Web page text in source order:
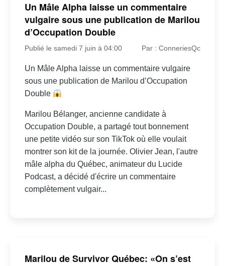
Un Mâle Alpha laisse un commentaire
vulgaire sous une publication de Marilou
d’Occupation Double
Publié le samedi 7 juin à 04:00 Par : ConneriesQc
Un Mâle Alpha laisse un commentaire vulgaire
sous une publication de Marilou d’Occupation
Double
Marilou Bélanger, ancienne candidate à
Occupation Double, a partagé tout bonnement
une petite vidéo sur son TikTok où elle voulait
montrer son kit de la journée. Olivier Jean, l'autre
mâle alpha du Québec, animateur du Lucide
Podcast, a décidé d'écrire un commentaire
complètement vulgair...
Marilou de Survivor Québec: «On s’est